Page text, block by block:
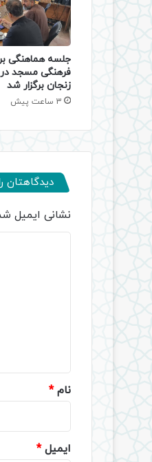
جلسه هماهنگی
فرهنگی مسجد
زنجان برگزار شد
3 ساعت پیش
دیدگاهتان
نشانی ایمیل
نام*
ایمیل*